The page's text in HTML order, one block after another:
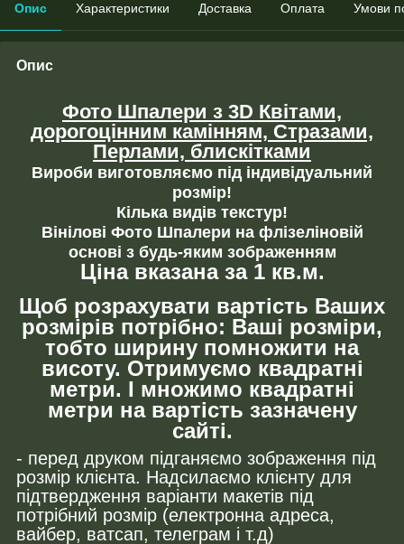
Опис Характеристики Доставка Оплата Умови
Опис
Фото Шпалери з 3D Квітами,
дорогоцінним камінням, Стразами,
Перлами, блискітками
Вироби виготовляємо під індивідуальний
розмір!
Кілька видів текстур!
Вінілові Фото Шпалери на флізеліновій
основі з будь-яким зображенням
Ціна вказана за 1 кв.м.
Щоб розрахувати вартість Ваших
розмірів потрібно: Ваші розміри,
тобто ширину помножити на
висоту. Отримуємо квадратні
метри. І множимо квадратні
метри на вартість зазначену
сайті.
- перед друком підганяємо зображення під
розмір клієнта. Надсилаємо клієнту для
підтвердження варіанти макетів під
потрібний розмір (електронна адреса,
вайбер, ватсап, телеграм і т.д)